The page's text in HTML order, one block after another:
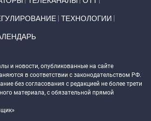
ТЕХНОЛОГИИ
и новости, опубликованные на сайте
в соответствии с законодательством РФ.
без согласования с редакцией не более трети
материала, с обязательной прямой